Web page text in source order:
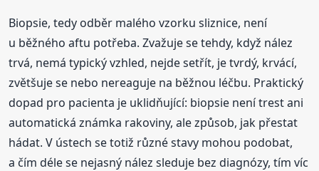
Biopsie, tedy odběr malého vzorku sliznice, není
u běžného aftu potřeba. Zvažuje se tehdy, když nález
trvá, nemá typický vzhled, nejde setřít, je tvrdý, krvácí,
zvětšuje se nebo nereaguje na běžnou léčbu. Praktický
dopad pro pacienta je uklidňující: biopsie není trest ani
automatická známka rakoviny, ale způsob, jak přestat
hádat. V ústech se totiž různé stavy mohou podobat,
a čím déle se nejasný nález sleduje bez diagnózy, tím víc